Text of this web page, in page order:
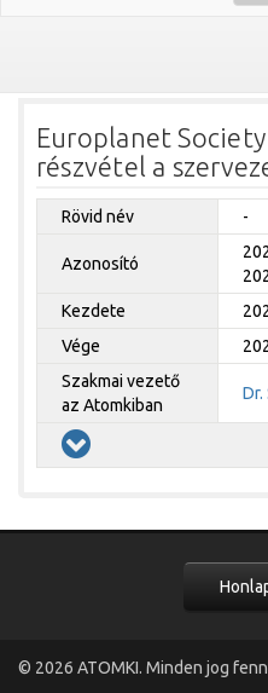
Europlanet
részvétel a
Rövid név -
Azonosító
Kezdete
Vége
Szakmai vezető
az Atomkiban
Dr.
© 2026 ATOMKI. Minden jog